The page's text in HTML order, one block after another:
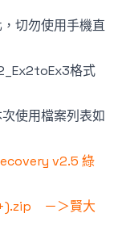
切勿使用手機直
格式
使用檔案列表如
v2.5 綠
－＞賢大